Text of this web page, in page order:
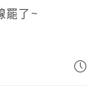
罷了~